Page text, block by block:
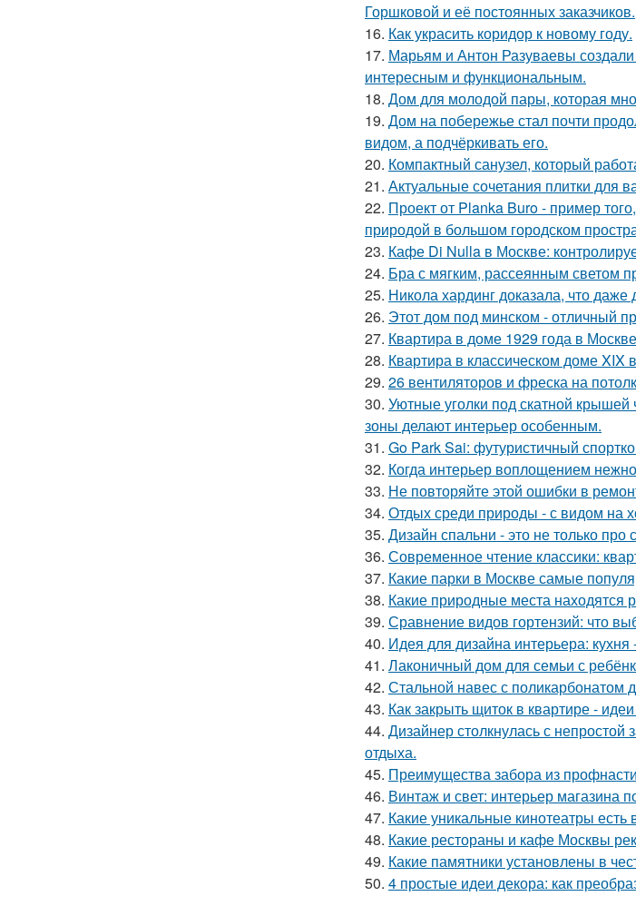
Горшковой и её постоянных заказчиков.
16. Как украсить коридор к новому году.
17. Марьям и Антон Разуваевы
интересным и функциональным.
18. Дом для молодой пары, которая
19. Дом на побережье стал почти
видом, а подчёркивать его.
20. Компактный санузел, который
21. Актуальные сочетания плитки для
22. Проект от Planka Buro - пример
природой в большом городском
23. Кафе Di Nulla в Москве:
24. Бра с мягким, рассеянным светом
25. Никола хардинг доказала, что
26. Этот дом под минском - отличный
27. Квартира в доме 1929 года в
28. Квартира в классическом доме XIX
29. 26 вентиляторов и фреска на
30. Уютные уголки под скатной
зоны делают интерьер особенным.
31. Go Park Sai: футуристичный
32. Когда интерьер воплощением
33. Не повторяйте этой ошибки в
34. Отдых среди природы - с видом на
35. Дизайн спальни - это не только
36. Современное чтение классики:
37. Какие парки в Москве самые
38. Какие природные места находятся
39. Сравнение видов гортензий: что
40. Идея для дизайна интерьера: кухня
41. Лаконичный дом для семьи с
42. Стальной навес с поликарбонатом
43. Как закрыть щиток в квартире -
44. Дизайнер столкнулась с непростой
отдыха.
45. Преимущества забора из
46. Винтаж и свет: интерьер магазина
47. Какие уникальные кинотеатры есть
48. Какие рестораны и кафе Москвы
49. Какие памятники установлены в
50. 4 простые идеи декора: как